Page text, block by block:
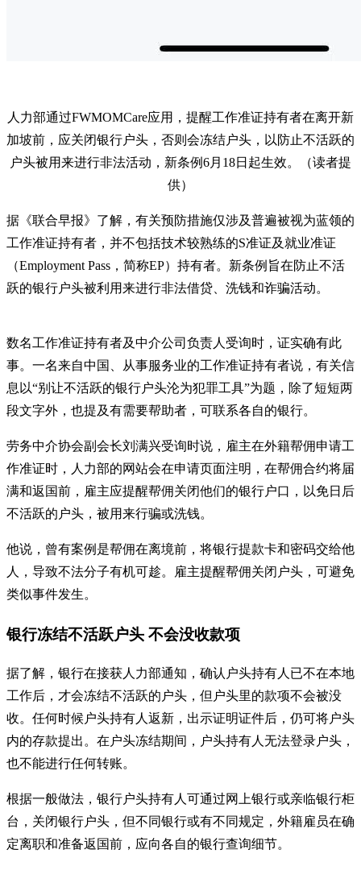
人力部通过FWMOMCare应用，提醒工作准证持有者在离开新
加坡前，应关闭银行户头，否则会冻结户头，以防止不活跃的
户头被用来进行非法活动，新条例6月18日起生效。（读者提
供）
据《联合早报》了解，有关预防措施仅涉及普遍被视为蓝领的
工作准证持有者，并不包括技术较熟练的S准证及就业准证
（Employment Pass，简称EP）持有者。新条例旨在防止不活
跃的银行户头被利用来进行非法借贷、洗钱和诈骗活动。
数名工作准证持有者及中介公司负责人受询时，证实确有此
事。一名来自中国、从事服务业的工作准证持有者说，有关信
息以“别让不活跃的银行户头沦为犯罪工具”为题，除了短短两
段文字外，也提及有需要帮助者，可联系各自的银行。
劳务中介协会副会长刘满兴受询时说，雇主在外籍帮佣申请工
作准证时，人力部的网站会在申请页面注明，在帮佣合约将届
满和返国前，雇主应提醒帮佣关闭他们的银行户口，以免日后
不活跃的户头，被用来行骗或洗钱。
他说，曾有案例是帮佣在离境前，将银行提款卡和密码交给他
人，导致不法分子有机可趁。雇主提醒帮佣关闭户头，可避免
类似事件发生。
银行冻结不活跃户头 不会没收款项
据了解，银行在接获人力部通知，确认户头持有人已不在本地
工作后，才会冻结不活跃的户头，但户头里的款项不会被没
收。任何时候户头持有人返新，出示证明证件后，仍可将户头
内的存款提出。在户头冻结期间，户头持有人无法登录户头，
也不能进行任何转账。
根据一般做法，银行户头持有人可通过网上银行或亲临银行柜
台，关闭银行户头，但不同银行或有不同规定，外籍雇员在确
定离职和准备返国前，应向各自的银行查询细节。